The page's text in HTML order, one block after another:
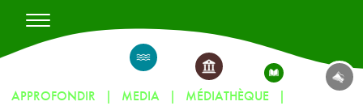
APPROFONDIR MEDIA
MÉDIATHÈQUE